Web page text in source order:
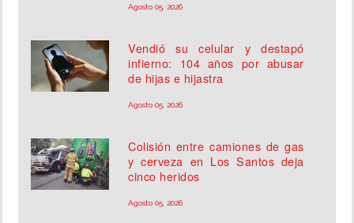
Agosto 05, 2026
Vendió su celular y destapó
infierno: 104 años por abusar
de hijas e hijastra
Agosto 05, 2026
Colisión entre camiones de gas
y cerveza en Los Santos deja
cinco heridos
Agosto 05, 2026